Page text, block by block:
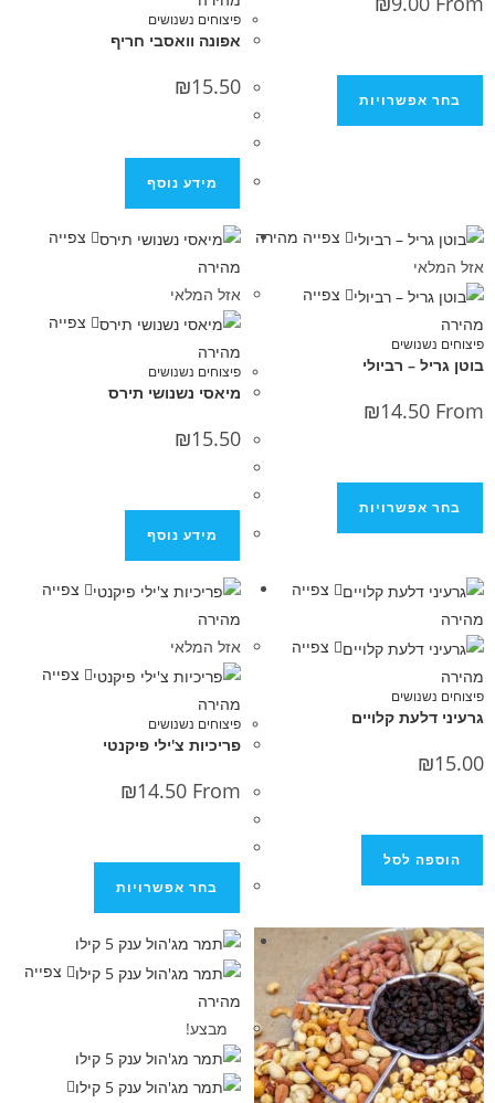
פיצוחים נשנושים
אפונה וואסבי חריף
₪
מידע נוסף
צפייה מהירה
צפייה
רביולי
₪
צפייה
אזל המלאי
צפייה
פיצוחים נשנושים
מיאסי נשנושי תירס
₪
מידע נוסף
צפייה
צפייה
קלויים
לסל
צפייה
אזל המלאי
צפייה
פיצוחים נשנושים
פריכיות צ'ילי פיקנטי
₪14.50
בחר אפשרויות
צפייה
מהירה
מבצע!